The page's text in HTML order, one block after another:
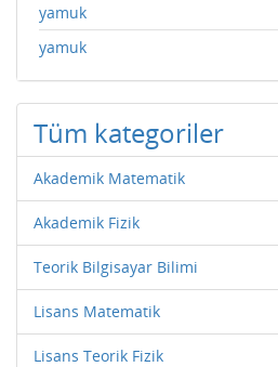
yamuk
yamuk
Tüm kategoriler
Akademik Matematik
Akademik Fizik
Teorik Bilgisayar Bilimi
Lisans Matematik
Lisans Teorik Fizik